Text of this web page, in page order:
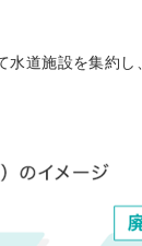
道施設を集約